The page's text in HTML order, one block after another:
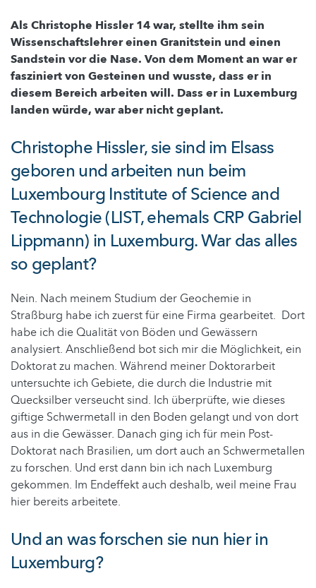
Als Christophe Hissler 14 war, stellte ihm sein
Wissenschaftslehrer einen Granitstein und einen
Sandstein vor die Nase. Von dem Moment an war er
fasziniert von Gesteinen und wusste, dass er in
diesem Bereich arbeiten will. Dass er in Luxemburg
landen würde, war aber nicht geplant.
Christophe Hissler, sie sind im Elsass
geboren und arbeiten nun beim
Luxembourg Institute of Science and
Technologie (LIST, ehemals CRP Gabriel
Lippmann) in Luxemburg. War das alles
so geplant?
Nein. Nach meinem Studium der Geochemie in
Straßburg habe ich zuerst für eine Firma gearbeitet. Dort
habe ich die Qualität von Böden und Gewässern
analysiert. Anschließend bot sich mir die Möglichkeit, ein
Doktorat zu machen. Während meiner Doktorarbeit
untersuchte ich Gebiete, die durch die Industrie mit
Quecksilber verseucht sind. Ich überprüfte, wie dieses
giftige Schwermetall in den Boden gelangt und von dort
aus in die Gewässer. Danach ging ich für mein Post-
Doktorat nach Brasilien, um dort auch an Schwermetallen
zu forschen. Und erst dann bin ich nach Luxemburg
gekommen. Im Endeffekt auch deshalb, weil meine Frau
hier bereits arbeitete.
Und an was forschen sie nun hier in
Luxemburg?